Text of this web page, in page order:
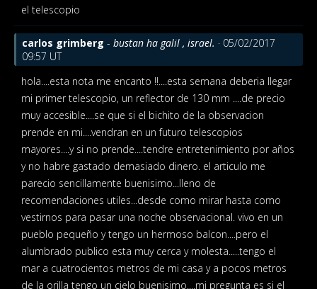
el telescopio
carlos grimberg - bustan ha galil , israel. · 05/02/2017
09:57 UT
hola....esta nota me encanto !!....esta semana deberia llegar
mi primer telescopio, un reflector de 130 mm ....de precio
muy accesible....se que si el bichito de la observacion
prende en mi....vendran en un futuro telescopios
mayores....y si no prende....tendre entretenimiento por años
y no habre gastado demasiado dinero. el articulo me
parecio sencillamente buenisimo...lleno de
recomendaciones utiles...desde como mirar hasta como
vestirnos para pasar una noche observacional. vivo en un
pueblo pequeño y tengo un hermoso balcon....pero el
alumbrado publico esta muy cerca y molesta.....tengo el
mar a cuatrocientos metros de mi casa y a pocos metros
de la orilla tengo un cielo buenisimo....mi pregunta es si el